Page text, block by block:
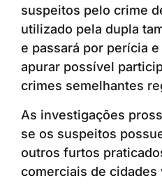
suspeitos pelo crime
utilizado pela dupla
e passará por perícia
apurar possível
crimes semelhantes
As investigações
se os suspeitos
outros furtos
comerciais de cidades